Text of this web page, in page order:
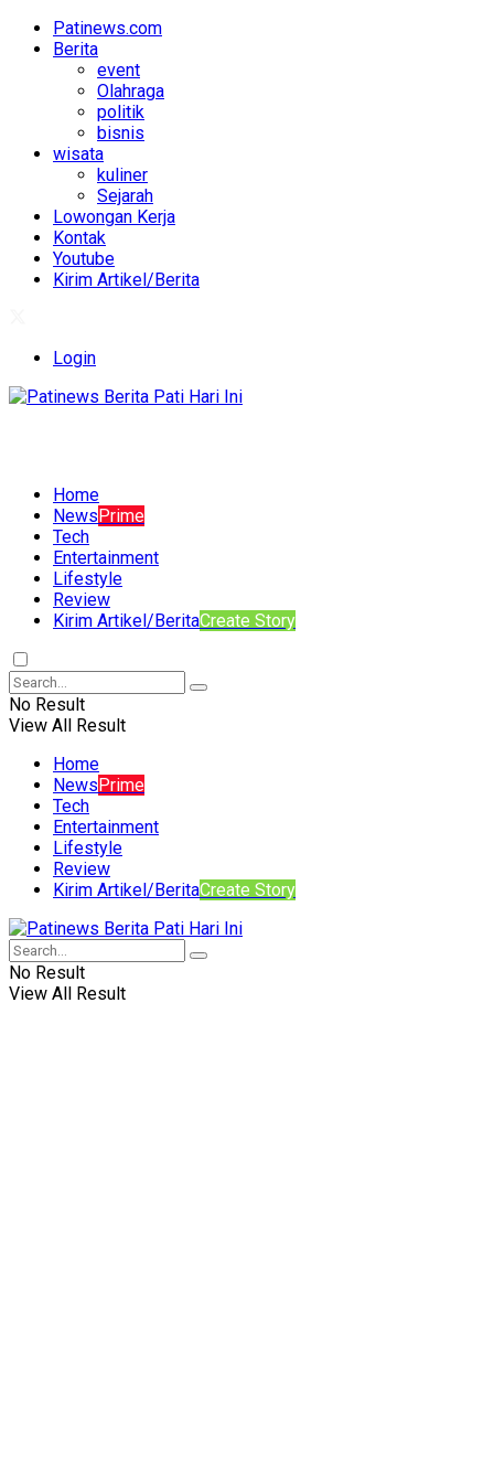
Patinews.com
Berita
event
Olahraga
politik
bisnis
wisata
kuliner
Sejarah
Lowongan Kerja
Kontak
Youtube
Kirim Artikel/Berita
Login
Home
NewsPrime
Tech
Entertainment
Lifestyle
Review
Kirim Artikel/BeritaCreate Story
No Result
View All Result
Home
NewsPrime
Tech
Entertainment
Lifestyle
Review
Kirim Artikel/BeritaCreate Story
No Result
View All Result